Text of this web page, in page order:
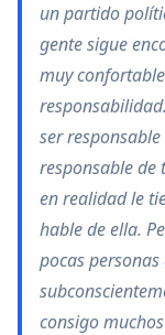
un partido
gente sigue
muy
ser
responsable de
en realidad le
hable de ella.
pocas
consigo